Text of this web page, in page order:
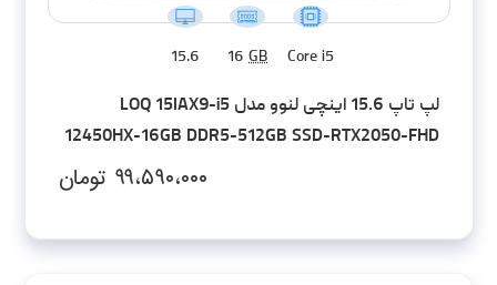
Core i5
16 GB
15.6
لپ تاپ 15.6 اینچی لنوو مدل LOQ 15IAX9-i5
12450HX-16GB DDR5-512GB SSD-RTX2050-FHD
۹۹،۵۹۰،۰۰۰ تومان